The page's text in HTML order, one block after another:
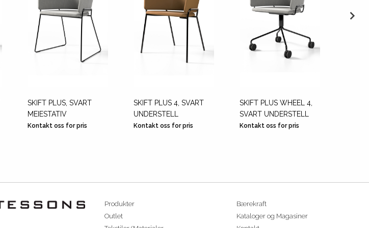
SKIFT PLUS, SVART
MEIESTATIV
Kontakt oss for pris
SKIFT PLUS 4, SVART
UNDERSTELL
Kontakt oss for pris
SKIFT PLUS WHEEL 4,
SVART UNDERSTELL
Kontakt oss for pris
Produkter
Outlet
Bærekraft
Kataloger og Magasiner